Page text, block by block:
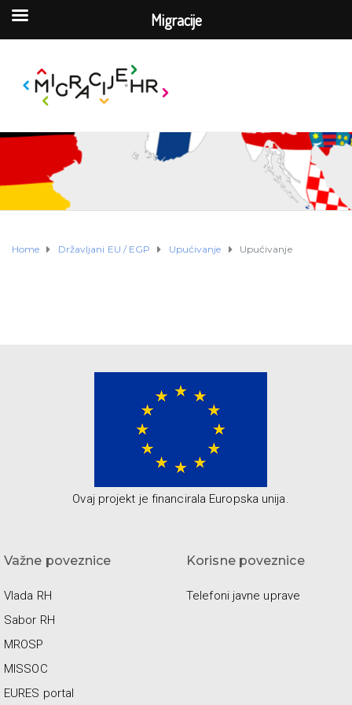
Home Državljani EU / EGP Upućivanje Upućivanje
Ovaj projekt je financirala Europska unija.
Važne poveznice
Vlada RH
Sabor RH
MROSP
MISSOC
EURES portal
Korisne poveznice
Telefoni javne uprave
Migracije